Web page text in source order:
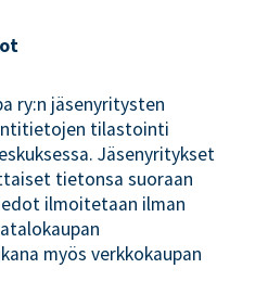
ry:n jäsenyritysten
tilastointi
Jäsenyritykset
tietonsa suoraan
ilmoitetaan ilman
myös verkkokaupan